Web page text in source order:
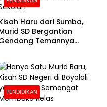
Kisah Haru dari Sumba,
Murid SD Bergantian
Gendong Temannya
PENDIDIKAN